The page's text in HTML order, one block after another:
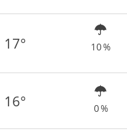
17° 10 %
16° 0 %